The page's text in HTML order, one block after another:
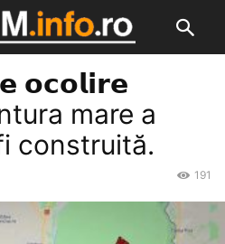
𝗼𝗰𝗼𝗹𝗶𝗿𝗲
mare a
construită.
191